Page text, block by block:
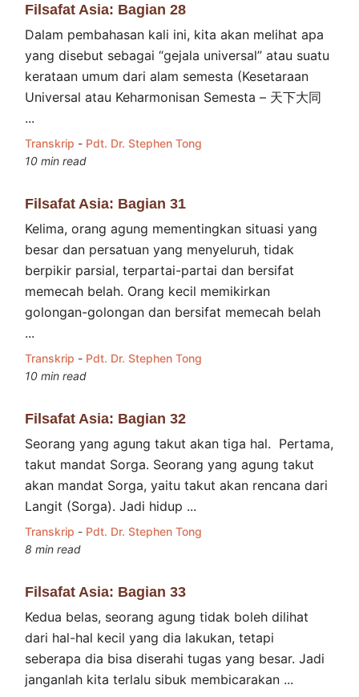
Filsafat Asia: Bagian 28
Dalam pembahasan kali ini, kita akan melihat apa
yang disebut sebagai “gejala universal” atau suatu
kerataan umum dari alam semesta (Kesetaraan
Universal atau Keharmonisan Semesta – 天下大同
...
Transkrip - Pdt. Dr. Stephen Tong
10 min read
Filsafat Asia: Bagian 31
Kelima, orang agung mementingkan situasi yang
besar dan persatuan yang menyeluruh, tidak
berpikir parsial, terpartai-partai dan bersifat
memecah belah. Orang kecil memikirkan
golongan-golongan dan bersifat memecah belah
...
Transkrip - Pdt. Dr. Stephen Tong
10 min read
Filsafat Asia: Bagian 32
Seorang yang agung takut akan tiga hal. Pertama,
takut mandat Sorga. Seorang yang agung takut
akan mandat Sorga, yaitu takut akan rencana dari
Langit (Sorga). Jadi hidup ...
Transkrip - Pdt. Dr. Stephen Tong
8 min read
Filsafat Asia: Bagian 33
Kedua belas, seorang agung tidak boleh dilihat
dari hal-hal kecil yang dia lakukan, tetapi
seberapa dia bisa diserahi tugas yang besar. Jadi
janganlah kita terlalu sibuk membicarakan ...